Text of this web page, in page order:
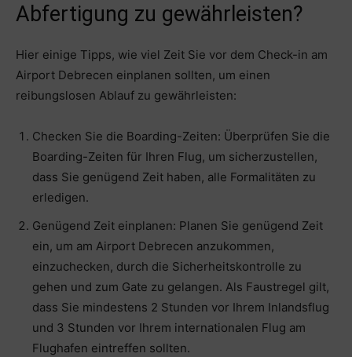
Abfertigung zu gewährleisten?
Hier einige Tipps, wie viel Zeit Sie vor dem Check-in am
Airport Debrecen einplanen sollten, um einen
reibungslosen Ablauf zu gewährleisten:
Checken Sie die Boarding-Zeiten: Überprüfen Sie die
Boarding-Zeiten für Ihren Flug, um sicherzustellen,
dass Sie genügend Zeit haben, alle Formalitäten zu
erledigen.
Genügend Zeit einplanen: Planen Sie genügend Zeit
ein, um am Airport Debrecen anzukommen,
einzuchecken, durch die Sicherheitskontrolle zu
gehen und zum Gate zu gelangen. Als Faustregel gilt,
dass Sie mindestens 2 Stunden vor Ihrem Inlandsflug
und 3 Stunden vor Ihrem internationalen Flug am
Flughafen eintreffen sollten.